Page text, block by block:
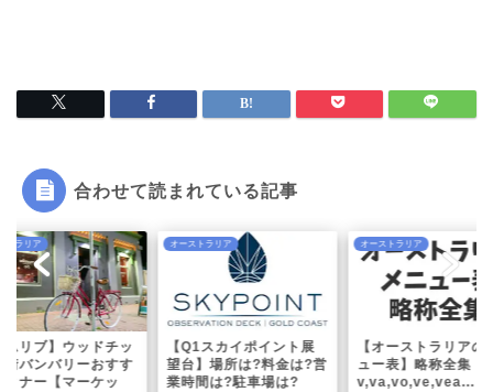
合わせて読まれている記事
トラリア
ムリブ】ウッドチッ
街バンバリーおすす
ィナー【マーケッ
オーストラリア
【Q1スカイポイント展
望台】場所は?料金は?営
業時間は?駐車場は?
オーストラリア
【オーストラリアの
ュー表】略称全集
v,va,vo,ve,vea...